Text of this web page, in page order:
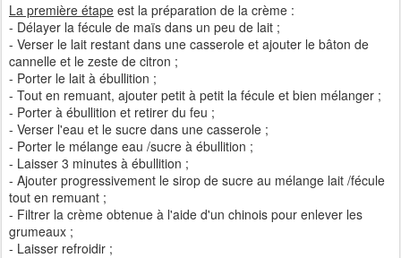
La première étape est la préparation de la crème :
- Délayer la fécule de maïs dans un peu de lait ;
- Verser le lait restant dans une casserole et ajouter le bâton de
cannelle et le zeste de citron ;
- Porter le lait à ébullition ;
- Tout en remuant, ajouter petit à petit la fécule et bien mélanger ;
- Porter à ébullition et retirer du feu ;
- Verser l'eau et le sucre dans une casserole ;
- Porter le mélange eau /sucre à ébullition ;
- Laisser 3 minutes à ébullition ;
- Ajouter progressivement le sirop de sucre au mélange lait /fécule
tout en remuant ;
- Filtrer la crème obtenue à l'aide d'un chinois pour enlever les
grumeaux ;
- Laisser refroidir ;